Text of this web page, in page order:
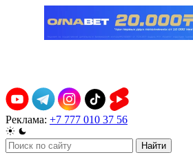
Реклама: +7 777 010 37 56
Найти